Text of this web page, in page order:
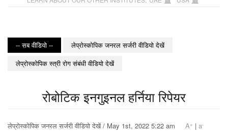
-- सब वीडियो --
लेप्रोस्कोपिक जनरल सर्जरी वीडियो देखें
लेप्रोस्कोपिक स्त्री रोग संबंधी वीडियो देखें
रोबोटिक इनगुइनल हर्निया रिपेयर
लेप्रोस्कोपिक जनरल सर्जरी वीडियो देखें / May 1st, 2022 5:22 am A+ | a-